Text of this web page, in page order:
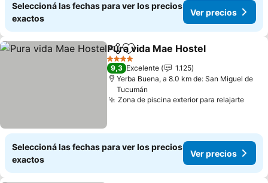
Seleccioná las fechas para ver los precios
exactos
Ver precios
CompartirAñadir a favoritos
Pura vida Mae Hostel
4 Estrellas
9,3 Excelente
1.125
Yerba Buena, a 8.0 km de: San Miguel de
Tucumán
Zona de piscina exterior para relajarte
Seleccioná las fechas para ver los precios
exactos
Ver precios